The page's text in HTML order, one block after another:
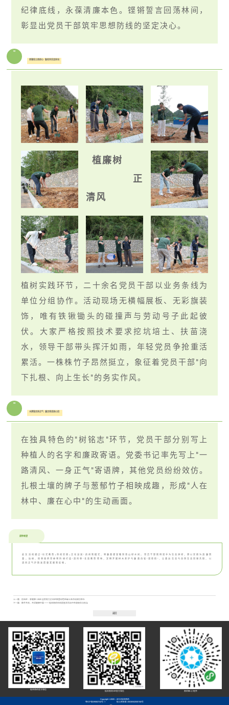
纪律底线，永葆清廉本色。铿锵誓言回荡林间，
彰显出党员干部筑牢思想防线的坚定决心。
02
挥锹培土践初心 勤俭务实显担当
植廉树
正
清风
植树实践环节，二十余名党员干部以业务条线为
单位分组协作。活动现场无横幅展板、无彩旗装
饰，唯有铁锹锄头的碰撞声与劳动号子此起彼
伏。大家严格按照技术要求挖坑培土、扶苗浇
水，领导干部带头挥汗如雨，年轻党员争抢重活
累活。一株株竹子昂然挺立，象征着党员干部"向
下扎根、向上生长"的务实作风。
03
木牌铭志扬正气 廉洁寄语润心田
在独具特色的"树铭志"环节，党员干部分别写上
种植人的名字和廉政寄语。党委书记率先写上"一
路清风、一身正气"寄语牌，其他党员纷纷效仿。
扎根土壤的牌子与葱郁竹子相映成趣，形成"人在
林中、廉在心中"的生动画面。
耕种希望
此次活动通过"仪式教育+劳动实践+文化浸润"的创新模式，将廉政课堂搬到青山绿水间。党员干部既用双手为生态添绿，更以实践为清廉筑
基。后续，桂林南药党委将持续打造"清风林"长效教育阵地，定期开展树木养护与廉政自省"双体检"，让政治生态与自然生态同频共振，以
清风正气护航高质量发展新征程。
上一篇：
创无疟・享健康 | 2025 全民助力抗击疟疾暨绿色低碳公益活动成功举办
下一篇：
携手共进，共话健康中国 —— 桂林南药在校园宣讲活动中传递使命与担当
返回
桂林南药官方微信
桂林南药HR官方微信 南药智+小程序
Copyright ©2005 - 2013 桂林南药
粤ICP备09063742号-1
桂公网安备 45030502000182号